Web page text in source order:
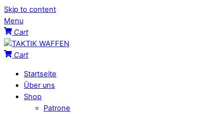
Skip to content
Menu
Cart
Cart
Startseite
Über uns
Shop
Patrone